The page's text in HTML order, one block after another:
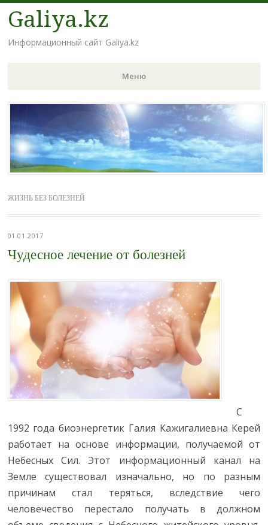
Galiya.kz
Информационный сайт Galiya.kz
Меню
Наверх
ЖИЗНЬ БЕЗ БОЛЕЗНЕЙ
01.01.2017
Чудесное лечение от болезней
С
1992 года биоэнергетик Галия Кажигалиевна Керей
работает на основе информации, получаемой от
Небесных Сил. Этот информационный канал на
Земле существовал изначально, но по разным
причинам стал теряться, вследствие чего
человечество перестало получать в должном